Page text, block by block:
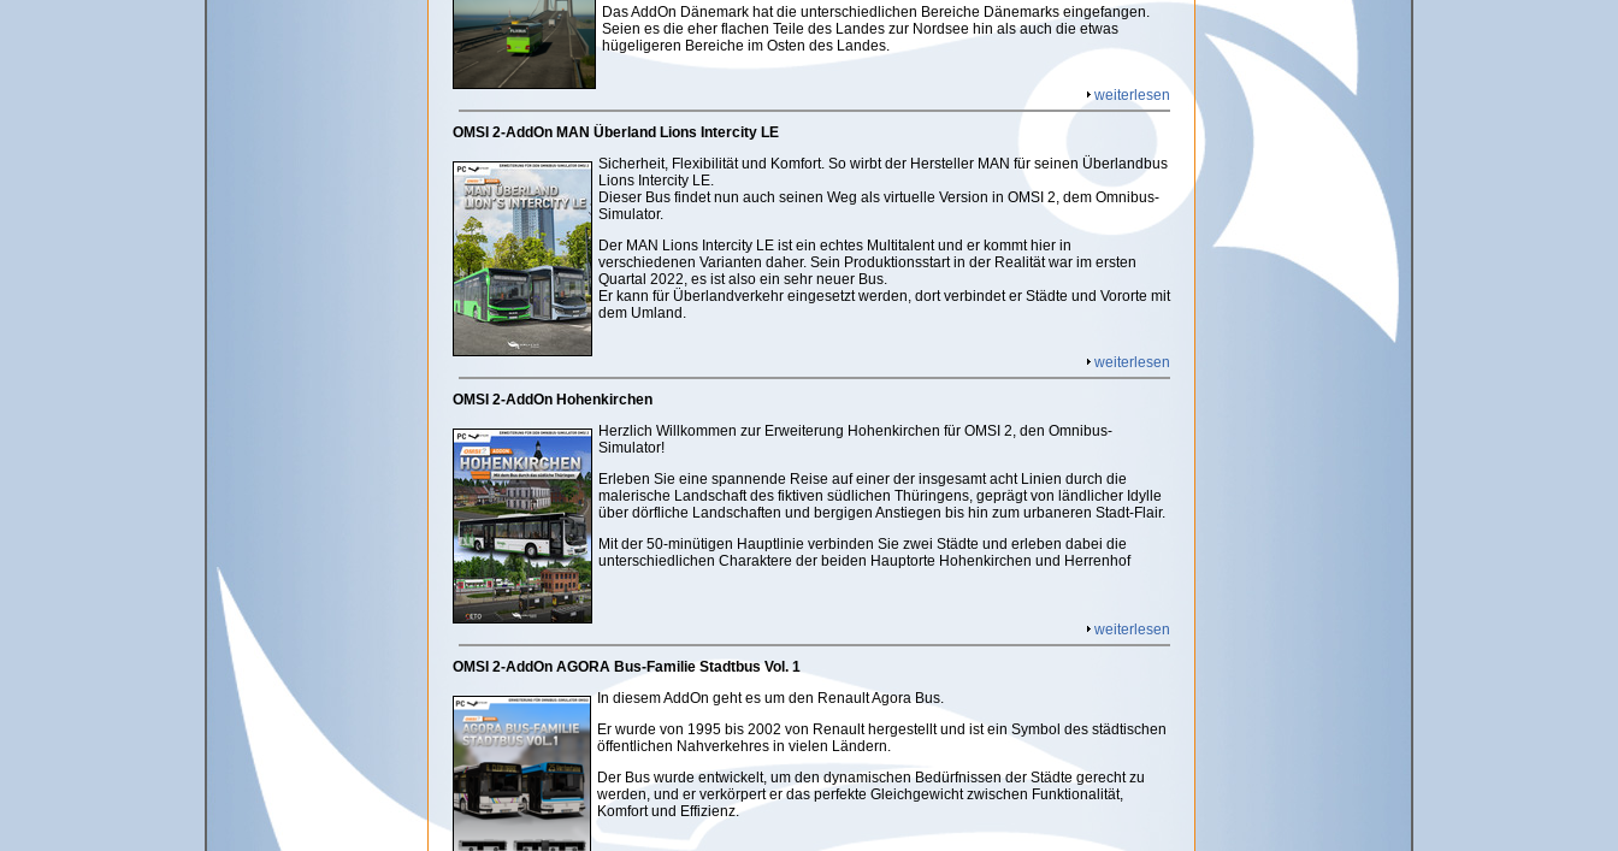
Das AddOn Dänemark hat die unterschiedlichen Bereiche Dänemarks eingefangen.
Seien es die eher flachen Teile des Landes zur Nordsee hin als auch die etwas
hügeligeren Bereiche im Osten des Landes.
weiterlesen
OMSI 2-AddOn MAN Überland Lions Intercity LE
Sicherheit, Flexibilität und Komfort. So wirbt der Hersteller MAN für seinen Überlandbus
Lions Intercity LE.
Dieser Bus findet nun auch seinen Weg als virtuelle Version in OMSI 2, dem Omnibus-
Simulator.
Der MAN Lions Intercity LE ist ein echtes Multitalent und er kommt hier in
verschiedenen Varianten daher. Sein Produktionsstart in der Realität war im ersten
Quartal 2022, es ist also ein sehr neuer Bus.
Er kann für Überlandverkehr eingesetzt werden, dort verbindet er Städte und Vororte mit
dem Umland.
weiterlesen
OMSI 2-AddOn Hohenkirchen
Herzlich Willkommen zur Erweiterung Hohenkirchen für OMSI 2, den Omnibus-
Simulator!
Erleben Sie eine spannende Reise auf einer der insgesamt acht Linien durch die
malerische Landschaft des fiktiven südlichen Thüringens, geprägt von ländlicher Idylle
über dörfliche Landschaften und bergigen Anstiegen bis hin zum urbaneren Stadt-Flair.
Mit der 50-minütigen Hauptlinie verbinden Sie zwei Städte und erleben dabei die
unterschiedlichen Charaktere der beiden Hauptorte Hohenkirchen und Herrenhof
weiterlesen
OMSI 2-AddOn AGORA Bus-Familie Stadtbus Vol. 1
In diesem AddOn geht es um den Renault Agora Bus.
Er wurde von 1995 bis 2002 von Renault hergestellt und ist ein Symbol des städtischen
öffentlichen Nahverkehres in vielen Ländern.
Der Bus wurde entwickelt, um den dynamischen Bedürfnissen der Städte gerecht zu
werden, und er verkörpert er das perfekte Gleichgewicht zwischen Funktionalität,
Komfort und Effizienz.